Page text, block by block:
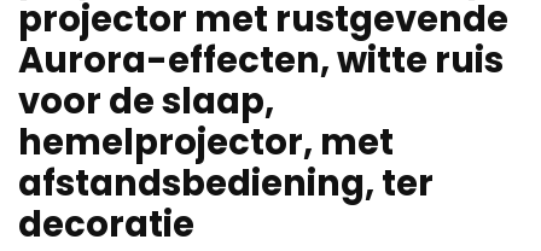
projector met rustgevende
Aurora-effecten, witte ruis
voor de slaap,
hemelprojector, met
afstandsbediening, ter
decoratie